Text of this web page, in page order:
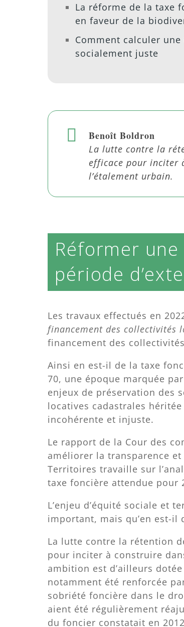
La réforme de la taxe
en faveur de la
Comment calculer
socialement juste
Benoît Boldron
La lutte contre la
efficace pour inciter
l’étalement urbain.
Réformer
période
Les travaux effectués en
financement des collectivités
financement des
Ainsi en est-il de la taxe
70, une époque marquée
enjeux de préservation des
locatives cadastrales
incohérente et injuste.
Le rapport de la Cour des
améliorer la transparence
Territoires travaille sur
taxe foncière attendue pour
L’enjeu d’équité sociale et
important, mais qu’en est-
La lutte contre la rétention
pour inciter à construire
ambition est d’ailleurs
notamment été renforcée
sobriété foncière dans le
aient été régulièrement
du foncier constatait en